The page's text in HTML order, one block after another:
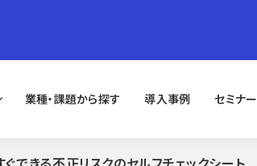
業種・課題から探す 導入事例 セミナー